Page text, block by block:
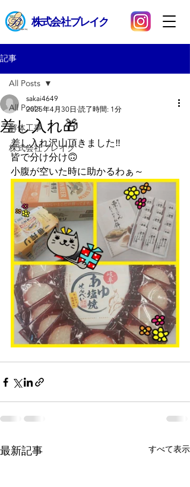
​株式会社ブレイク
記事
All Posts
解体工事
株式会社ブレイク
All Posts
差し入れ🎁
sakai4649
2025年4月30日 読了時間: 1分
差し入れ沢山頂きました‼
皆で分け分け🙃
小腹が空いた時に助かるわぁ～
最新記事 すべて表示